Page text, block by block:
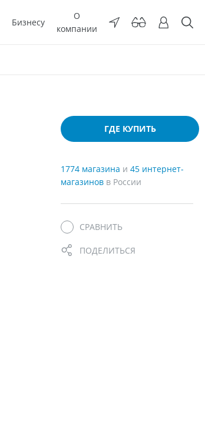
Бизнесу
О
компании
ГДЕ КУПИТЬ
1774 магазина и 45 интернет-
магазинов в России
СРАВНИТЬ
ПОДЕЛИТЬСЯ